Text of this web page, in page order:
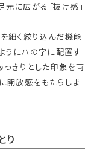
に広がる「抜け感」
細く絞り込んだ機能
うにハの字に配置す
っきりとした印象を両
開放感をもたらしま
り